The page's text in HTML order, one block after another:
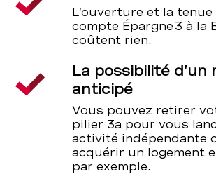
L’ouverture et la
compte Épargne 3 à la
coûtent rien.
La possibilité d’un
anticipé
Vous pouvez retirer
pilier 3a pour vous
activité indépendante
acquérir un logement
par exemple.